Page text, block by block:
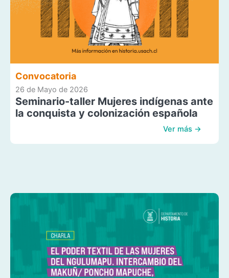
Convocatoria
26 de Mayo de 2026
Seminario-taller Mujeres indígenas ante
la conquista y colonización española
Ver más →